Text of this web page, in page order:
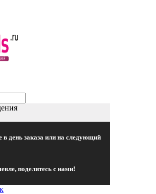
в день заказа или на следующий
поделитесь с нами!